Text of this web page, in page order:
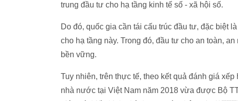
trung đầu tư cho hạ tầng kinh tế số - xã hội số.
Do đó, quốc gia cần tái cấu trúc đầu tư, đặc biệt
cho hạ tầng này. Trong đó, đầu tư cho an toàn,
bền vững.
Tuy nhiên, trên thực tế, theo kết quả đánh giá
nhà nước tại Việt Nam năm 2018 vừa được Bộ